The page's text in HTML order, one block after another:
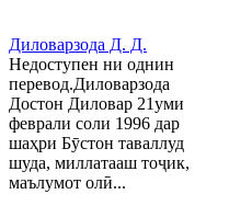
Диловарзода Д. Д.
Недоступен ни однин
перевод.Диловарзода
Достон Диловар 21уми
феврали соли 1996 дар
шаҳри Бӯстон таваллуд
шуда, миллатааш тоҷик,
маълумот олӣ...